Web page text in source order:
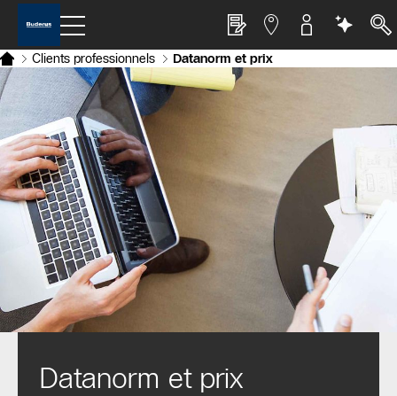
Clients professionnels Datanorm et prix
Datanorm et prix